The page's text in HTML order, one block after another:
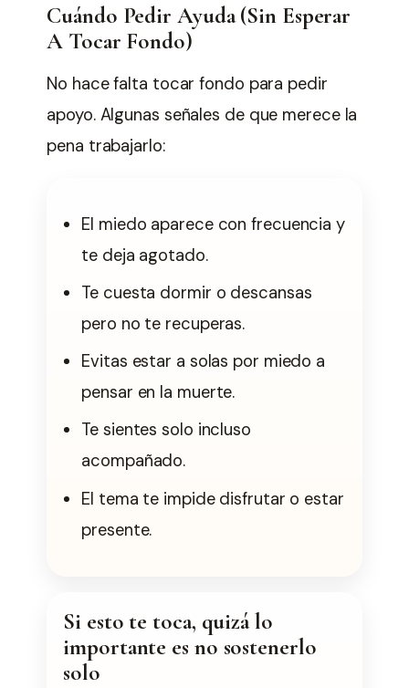
Cuándo Pedir Ayuda (Sin Esperar
A Tocar Fondo)
No hace falta tocar fondo para pedir
apoyo. Algunas señales de que merece la
pena trabajarlo:
El miedo aparece con frecuencia y
te deja agotado.
Te cuesta dormir o descansas
pero no te recuperas.
Evitas estar a solas por miedo a
pensar en la muerte.
Te sientes solo incluso
acompañado.
El tema te impide disfrutar o estar
presente.
Si esto te toca, quizá lo
importante es no sostenerlo
solo